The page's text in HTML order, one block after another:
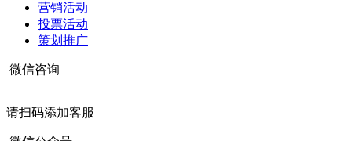
营销活动
投票活动
策划推广
微信咨询
请扫码添加客服